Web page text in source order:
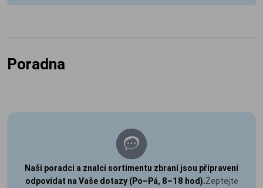
Poradna
Naši poradci a znalci sortimentu zbraní jsou připraveni
odpovídat na Vaše dotazy (Po–Pá, 8–18 hod).Zeptejte